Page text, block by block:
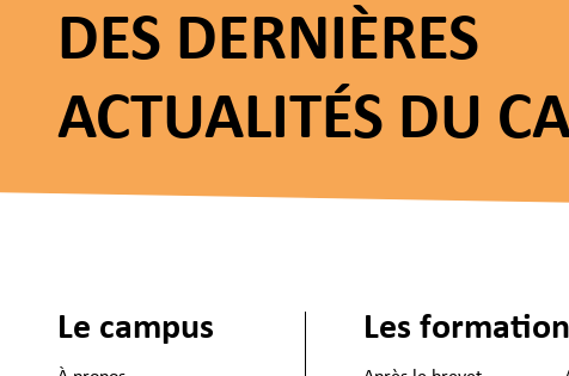
DES DERNIÈRES
ACTUALITÉS DU
Le campus Les